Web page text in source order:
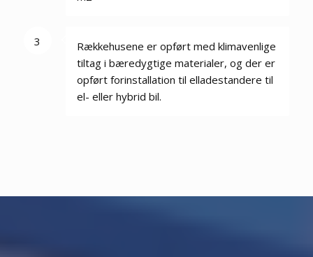
3
Rækkehusene er opført med klimavenlige
tiltag i bæredygtige materialer, og der er
opført forinstallation til elladestandere til
el- eller hybrid bil.